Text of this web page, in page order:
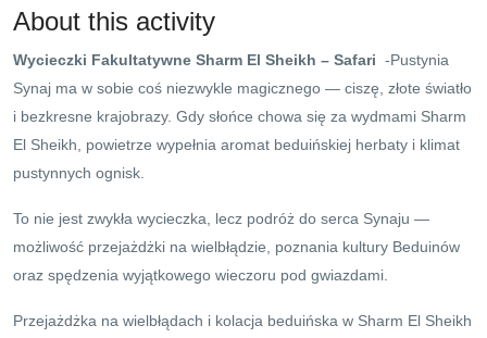
About this activity
Wycieczki Fakultatywne Sharm El Sheikh – Safari -Pustynia
Synaj ma w sobie coś niezwykle magicznego — ciszę, złote światło
i bezkresne krajobrazy. Gdy słońce chowa się za wydmami Sharm
El Sheikh, powietrze wypełnia aromat beduińskiej herbaty i klimat
pustynnych ognisk.
To nie jest zwykła wycieczka, lecz podróż do serca Synaju —
możliwość przejażdżki na wielbłądzie, poznania kultury Beduinów
oraz spędzenia wyjątkowego wieczoru pod gwiazdami.
Przejażdżka na wielbłądach i kolacja beduińska w Sharm El Sheikh